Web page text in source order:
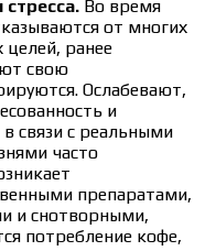
Во время
от многих
ранее
свою
Ослабевают,
и
связи с реальными
часто
препаратами,
и снотворными,
потребление кофе,